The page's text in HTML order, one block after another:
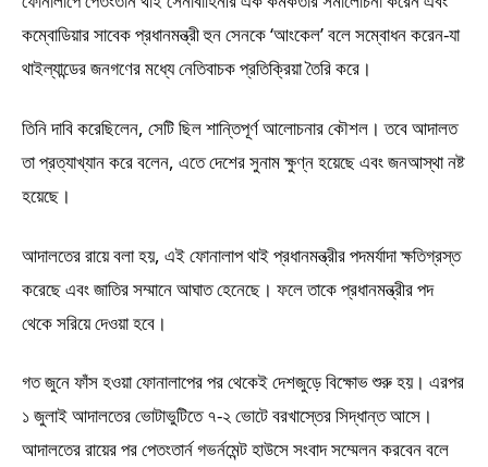
কম্বোডিয়ার সাবেক প্রধানমন্ত্রী হুন সেনকে ‘আংকেল’ বলে সম্বোধন করেন-যা
থাইল্যান্ডের জনগণের মধ্যে নেতিবাচক প্রতিক্রিয়া তৈরি করে।
তিনি দাবি করেছিলেন, সেটি ছিল শান্তিপূর্ণ আলোচনার কৌশল। তবে আদালত
তা প্রত্যাখ্যান করে বলেন, এতে দেশের সুনাম ক্ষুণ্ন হয়েছে এবং জনআস্থা নষ্ট
হয়েছে।
আদালতের রায়ে বলা হয়, এই ফোনালাপ থাই প্রধানমন্ত্রীর পদমর্যাদা ক্ষতিগ্রস্ত
করেছে এবং জাতির সম্মানে আঘাত হেনেছে। ফলে তাকে প্রধানমন্ত্রীর পদ
থেকে সরিয়ে দেওয়া হবে।
গত জুনে ফাঁস হওয়া ফোনালাপের পর থেকেই দেশজুড়ে বিক্ষোভ শুরু হয়। এরপর
১ জুলাই আদালতের ভোটাভুটিতে ৭-২ ভোটে বরখাস্তের সিদ্ধান্ত আসে।
আদালতের রায়ের পর পেতংতার্ন গভর্নমেন্ট হাউসে সংবাদ সম্মেলন করবেন বলে